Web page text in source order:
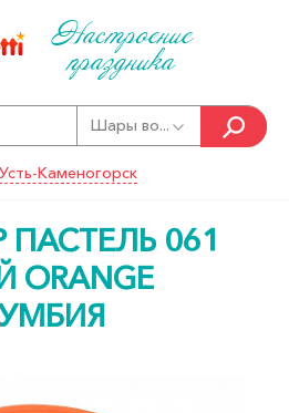
Настроение
праздника
Шары во...
Усть-Каменогорск
061